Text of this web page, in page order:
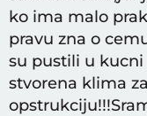
ko ima malo
pravu zna o
su pustili u
stvorena klima